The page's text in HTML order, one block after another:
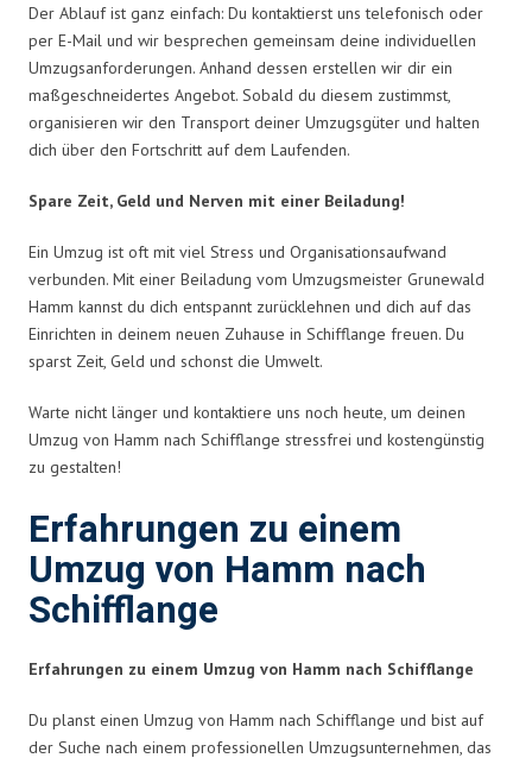
Der Ablauf ist ganz einfach: Du kontaktierst uns telefonisch oder
per E-Mail und wir besprechen gemeinsam deine individuellen
Umzugsanforderungen. Anhand dessen erstellen wir dir ein
maßgeschneidertes Angebot. Sobald du diesem zustimmst,
organisieren wir den Transport deiner Umzugsgüter und halten
dich über den Fortschritt auf dem Laufenden.
Spare Zeit, Geld und Nerven mit einer Beiladung!
Ein Umzug ist oft mit viel Stress und Organisationsaufwand
verbunden. Mit einer Beiladung vom Umzugsmeister Grunewald
Hamm kannst du dich entspannt zurücklehnen und dich auf das
Einrichten in deinem neuen Zuhause in Schifflange freuen. Du
sparst Zeit, Geld und schonst die Umwelt.
Warte nicht länger und kontaktiere uns noch heute, um deinen
Umzug von Hamm nach Schifflange stressfrei und kostengünstig
zu gestalten!
Erfahrungen zu einem
Umzug von Hamm nach
Schifflange
Erfahrungen zu einem Umzug von Hamm nach Schifflange
Du planst einen Umzug von Hamm nach Schifflange und bist auf
der Suche nach einem professionellen Umzugsunternehmen, das